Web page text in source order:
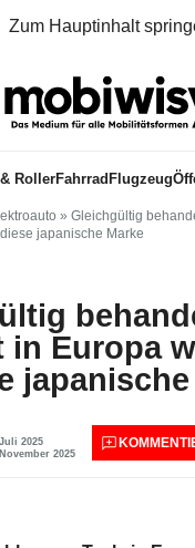
Zum Hauptinhalt
RollerFahrrad Flugzeug
» Gleichgültig
japanische Marke
in Europa
japanische
2025
2025